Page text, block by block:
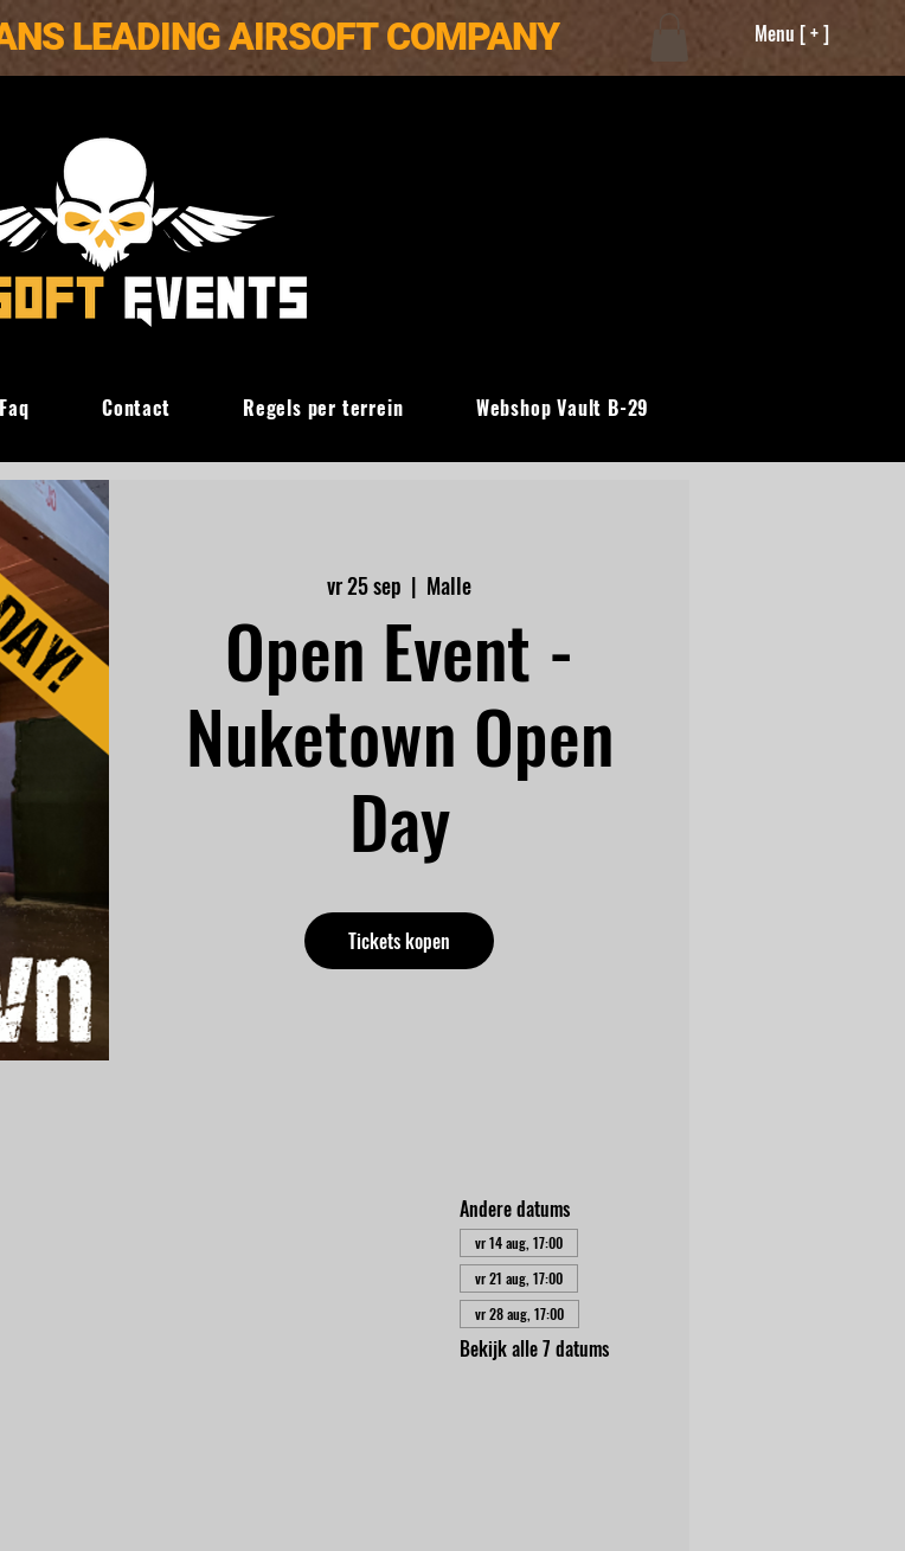
Menu [ + ]
LEADING AIRSOFT COMPANY
vr 25 sep
  |
Malle
Open Event -
Nuketown Open
Day
Tickets kopen
Andere datums
vr 14 aug, 17:00
vr 21 aug, 17:00
vr 28 aug, 17:00
Bekijk alle 7 datums
Faq Contact Regels per terrein Webshop Vault B-29